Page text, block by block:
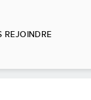
REJOINDRE